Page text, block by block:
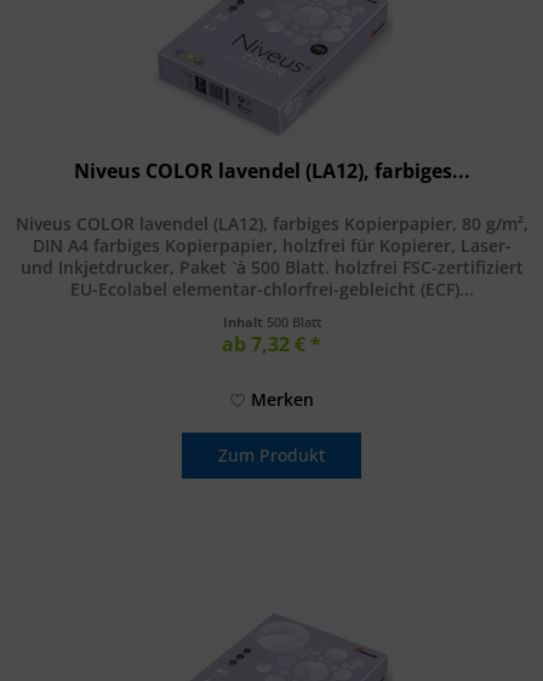
Niveus COLOR lavendel (LA12), farbiges...
Niveus COLOR lavendel (LA12), farbiges Kopierpapier, 80 g/m²,
DIN A4 farbiges Kopierpapier, holzfrei für Kopierer, Laser-
und Inkjetdrucker, Paket `à 500 Blatt. holzfrei FSC-zertifiziert
EU-Ecolabel elementar-chlorfrei-gebleicht (ECF)...
Inhalt 500 Blatt
ab 7,32 € *
Merken
Zum Produkt